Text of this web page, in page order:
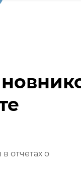
отчетах о